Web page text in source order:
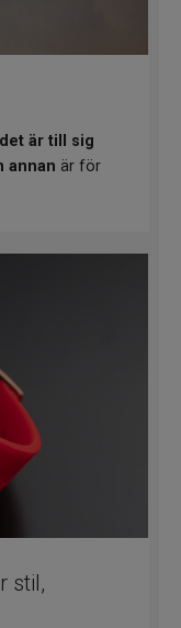
är till sig
annan är för
stil,